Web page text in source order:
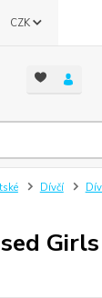
CZK
Dívčí
Girls